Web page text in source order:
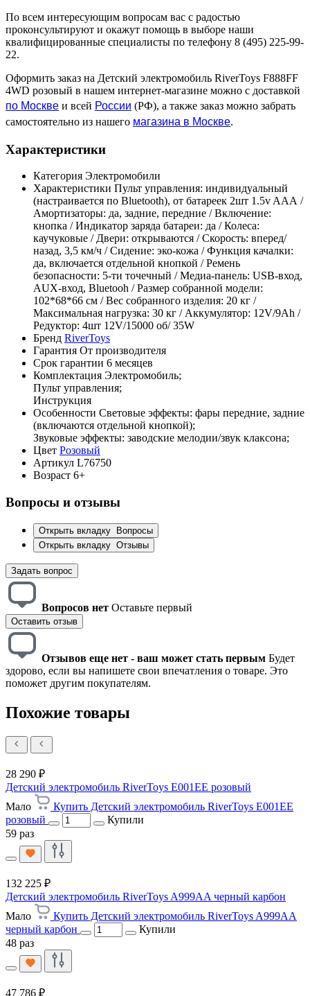
По всем интересующим вопросам вас с радостью
проконсультируют и окажут помощь в выборе наши
квалифицированные специалисты по телефону 8 (495) 225-99-
22.
Оформить заказ на Детский электромобиль RiverToys F888FF
4WD розовый в нашем интернет-магазине можно с доставкой
по Москве и всей России (РФ), а также заказ можно забрать
самостоятельно из нашего магазина в Москве.
Характеристики
Категория Электромобили
Характеристики Пульт управления: индивидуальный
(настраивается по Bluetooth), от батареек 2шт 1.5v AAА /
Амортизаторы: да, задние, передние / Включение:
кнопка / Индикатор заряда батареи: да / Колеса:
каучуковые / Двери: открываются / Скорость: вперед/
назад, 3,5 км/ч / Сидение: эко-кожа / Функция качалки:
да, включается отдельной кнопкой / Ремень
безопасности: 5-ти точечный / Медиа-панель: USB-вход,
AUX-вход, Bluetooh / Размер собранной модели:
102*68*66 см / Вес собранного изделия: 20 кг /
Максимальная нагрузка: 30 кг / Аккумулятор: 12V/9Ah /
Редуктор: 4шт 12V/15000 об/ 35W
Бренд RiverToys
Гарантия От производителя
Срок гарантии 6 месяцев
Комплектация Электромобиль;
Пульт управления;
Инструкция
Особенности Световые эффекты: фары передние, задние
(включаются отдельной кнопкой);
Звуковые эффекты: заводские мелодии/звук клаксона;
Цвет Розовый
Артикул L76750
Возраст 6+
Вопросы и отзывы
Открыть вкладку
Вопросы
Открыть вкладку Отзывы
Задать вопрос
Вопросов нет Оставьте первый
Оставить отзыв
Отзывов еще нет - ваш может стать первым Будет
здорово, если вы напишете свои впечатления о товаре. Это
поможет другим покупателям.
Похожие товары
28 290 ₽
Детский электромобиль RiverToys E001EE розовый
Мало
Купить Детский электромобиль RiverToys E001EE
розовый
Купили
59 раз
132 225 ₽
Детский электромобиль RiverToys A999AA черный карбон
Мало
Купить Детский электромобиль RiverToys A999AA
черный карбон
Купили
48 раз
47 786 ₽